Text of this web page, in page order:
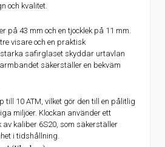
och kvalitet.
på 43 mm och en tjocklek på 11 mm.
visare och en praktisk
safirglaset skyddar urtavlan
säkerställer en bekväm
till 10 ATM, vilket gör den till en pålitlig
miljöer. Klockan använder ett
av kaliber 6S20, som säkerställer
i tidshållning.